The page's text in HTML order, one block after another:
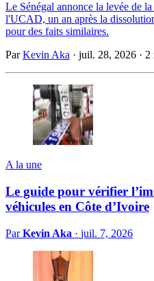
Le Sénégal annonce la levée de
l'UCAD, un an après la
pour des faits similaires.
ParKevin Aka · juil. 28, 2026 · 2
A la une
Le guide pour vérifier
véhicules en Côte d’Ivoire
ParKevin Aka · juil. 7, 2026